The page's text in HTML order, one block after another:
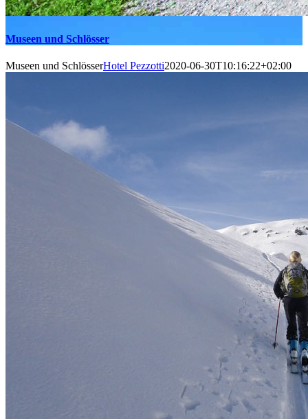
Museen und Schlösser
Museen und SchlösserHotel Pezzotti2020-06-30T10:16:22+02:00